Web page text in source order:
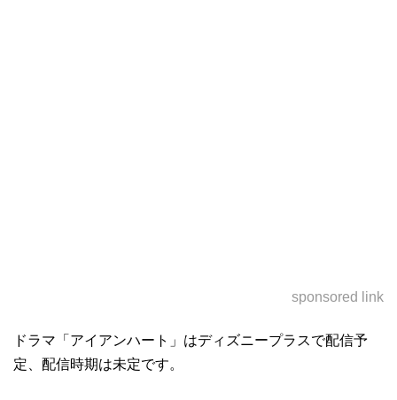
sponsored link
ドラマ「アイアンハート」はディズニープラスで配信予
定、配信時期は未定です。